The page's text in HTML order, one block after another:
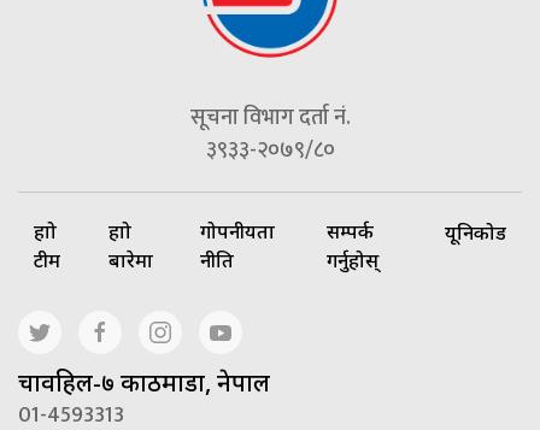
सूचना विभाग दर्ता नं.
३९३३-२०७९/८०
हाम्रो
टीम
हाम्रो
बारेमा
गोपनीयता
नीति
सम्पर्क
गर्नुहोस्
यूनिकोड
चावहिल-७ काठमाडौं, नेपाल
01-4593313